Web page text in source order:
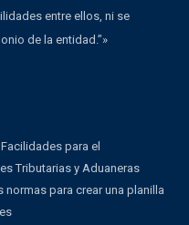
entre ellos, ni se
de la entidad.”»
para el
Tributarias y Aduaneras
normas para crear una planilla